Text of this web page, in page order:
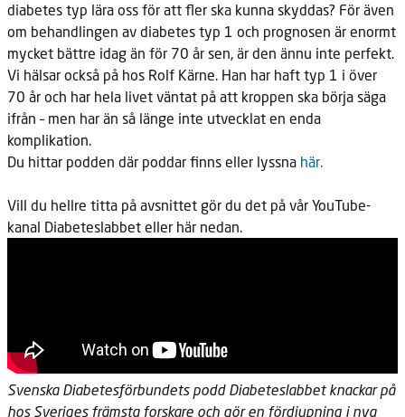
diabetes typ lära oss för att fler ska kunna skyddas? För även
om behandlingen av diabetes typ 1 och prognosen är enormt
mycket bättre idag än för 70 år sen, är den ännu inte perfekt.
Vi hälsar också på hos Rolf Kärne. Han har haft typ 1 i över
70 år och har hela livet väntat på att kroppen ska börja säga
ifrån – men har än så länge inte utvecklat en enda
komplikation.
Du hittar podden där poddar finns eller lyssna här.
Vill du hellre titta på avsnittet gör du det på vår YouTube-
kanal Diabeteslabbet eller här nedan.
Svenska Diabetesförbundets podd Diabeteslabbet knackar på
hos Sveriges främsta forskare och gör en fördjupning i nya